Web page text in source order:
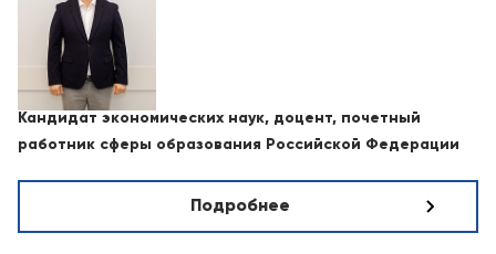
Кандидат экономических наук, доцент, почетный
работник сферы образования Российской Федерации
Подробнее